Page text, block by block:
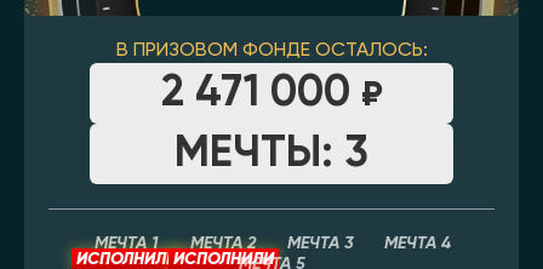
В ПРИЗОВОМ ФОНДЕ ОСТАЛОСЬ:
2 471 000
МЕЧТЫ: 3
МЕЧТА 1 МЕЧТА 2 МЕЧТА 3
МЕЧТА 4
МЕЧТА 5